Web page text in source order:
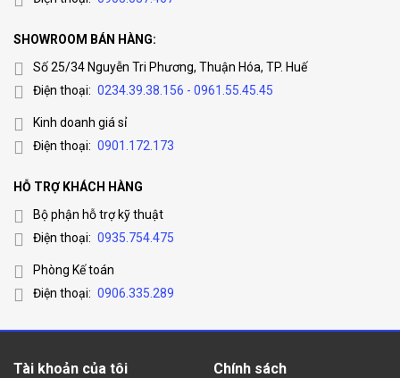
SHOWROOM BÁN HÀNG:
Số 25/34 Nguyễn Tri Phương, Thuận Hóa, TP. Huế
Điện thoại: 0234.39.38.156 - 0961.55.45.45
Kinh doanh giá sỉ
Điện thoại: 0901.172.173
HỖ TRỢ KHÁCH HÀNG
Bộ phận hỗ trợ kỹ thuật
Điện thoại: 0935.754.475
Phòng Kế toán
Điện thoại: 0906.335.289
Tài khoản của tôi Chính sách